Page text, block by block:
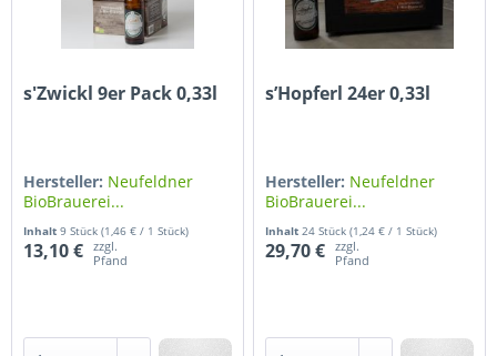
s'Zwickl 9er Pack 0,33l
Hersteller: Neufeldner
BioBrauerei...
Inhalt9 Stück(1,46 € / 1 Stück)
13,10 €
zzgl.
Pfand
s’Hopferl 24er 0,33l
Hersteller: Neufeldner
BioBrauerei...
Inhalt 24 Stück(1,24 € / 1 Stück)
29,70 €
zzgl.
Pfand